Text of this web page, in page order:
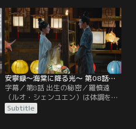
るが、羅慎遠は六合酒楼に現れた林
茂を体よくあしらう。その後、羅
（ルオ）家の娘たちは遠景閣での観
劇に参加。
安寧録～海棠に降る光～ 第08話／字幕
字幕／第8話 出生の秘密／羅慎遠
（ルオ・シェンユエン）は体調を崩
した羅宜寧（ルオ・イーニン）を診
た杜（ドゥー）医師から彼女は促進
Subtitle